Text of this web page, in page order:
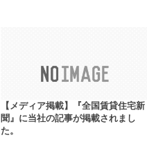
【メディア掲載】『全国賃貸住宅新
聞』に当社の記事が掲載されまし
た。